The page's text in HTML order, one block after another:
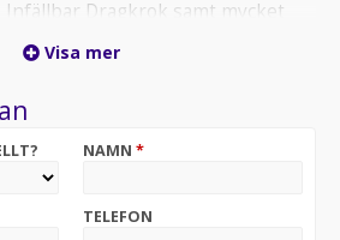
Dragkrok samt mycket
Eluppvärmda Spolarmunstycken,
Fram & Bak, Android
Visa mer
NAMN *
TELEFON